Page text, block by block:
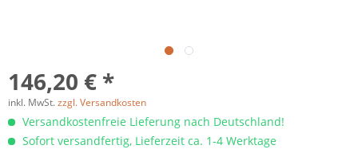
146,20 € *
inkl. MwSt.zzgl. Versandkosten
Versandkostenfreie Lieferung nach Deutschland!
Sofort versandfertig, Lieferzeit ca. 1-4 Werktage